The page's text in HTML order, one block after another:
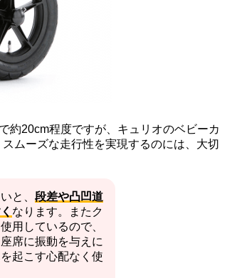
約20cm程度ですが、キュリオのベビーカ
ムーズな走行性を実現するのには、大切
と、 段差や凸凹道
なります。またク
用しているので、
席に振動を与えに
起こす心配なく使